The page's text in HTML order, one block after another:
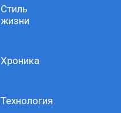
Стиль
жизни
Хроника
Технология